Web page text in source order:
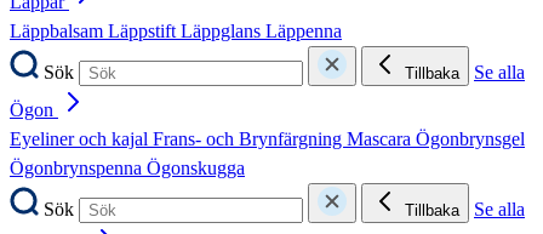
Läppbalsam LäppstiftLäppglans Läppenna
Sök
Tillbaka
Se alla
Ögon
Eyeliner och kajal Frans- och Brynfärgning Mascara Ögonbrynsgel
Ögonbrynspenna Ögonskugga
Sök
Tillbaka
Se alla